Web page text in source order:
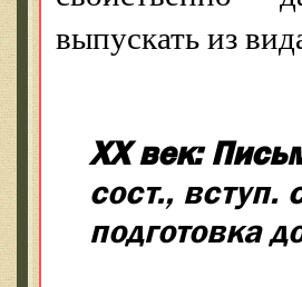
выпускать из
XX век:
сост., вступ.
подготовка